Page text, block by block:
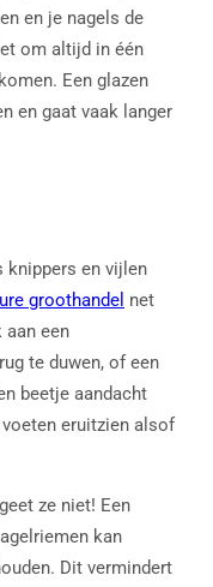
en je nagels de
om altijd in één
Een glazen
en gaat vaak langer
knippers en vijlen
groothandel net
aan een
te duwen, of een
beetje aandacht
eruitzien alsof
ze niet! Een
kan
Dit vermindert